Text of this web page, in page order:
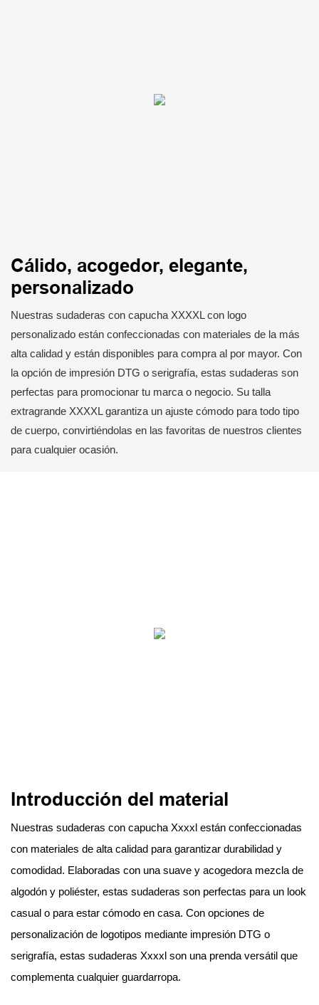
Cálido, acogedor, elegante,
personalizado
Nuestras sudaderas con capucha XXXXL con logo
personalizado están confeccionadas con materiales de la más
alta calidad y están disponibles para compra al por mayor. Con
la opción de impresión DTG o serigrafía, estas sudaderas son
perfectas para promocionar tu marca o negocio. Su talla
extragrande XXXXL garantiza un ajuste cómodo para todo tipo
de cuerpo, convirtiéndolas en las favoritas de nuestros clientes
para cualquier ocasión.
Introducción del material
Nuestras sudaderas con capucha Xxxxl están confeccionadas
con materiales de alta calidad para garantizar durabilidad y
comodidad. Elaboradas con una suave y acogedora mezcla de
algodón y poliéster, estas sudaderas son perfectas para un look
casual o para estar cómodo en casa. Con opciones de
personalización de logotipos mediante impresión DTG o
serigrafía, estas sudaderas Xxxxl son una prenda versátil que
complementa cualquier guardarropa.